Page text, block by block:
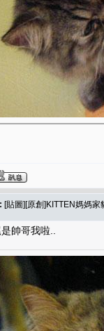
[貼圖][原創]KITTEN媽媽
帥哥我啦..